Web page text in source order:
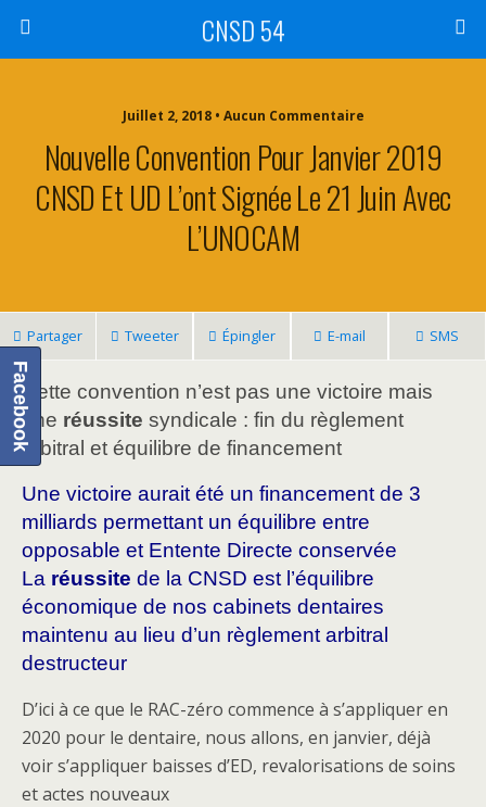
CNSD 54
Juillet 2, 2018 • Aucun Commentaire
Nouvelle Convention Pour Janvier 2019
CNSD Et UD L’ont Signée Le 21 Juin Avec
L’UNOCAM
Partager Tweeter Épingler E-mail SMS
Cette convention n’est pas une victoire mais
une réussite syndicale : fin du règlement
arbitral et équilibre de financement
Une victoire aurait été un financement de 3
milliards permettant un équilibre entre
opposable et Entente Directe conservée
La réussite de la CNSD est l’équilibre
économique de nos cabinets dentaires
maintenu au lieu d’un règlement arbitral
destructeur
D’ici à ce que le RAC-zéro commence à s’appliquer en
2020 pour le dentaire, nous allons, en janvier, déjà
voir s’appliquer baisses d’ED, revalorisations de soins
et actes nouveaux
Facebook